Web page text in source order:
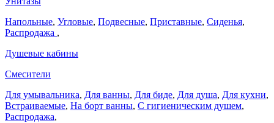
Напольные, Угловые, Подвесные, Приставные, Сиденья,
Распродажа ,
Душевые кабины
Смесители
Для умывальника, Для ванны, Для биде, Для душа, Для кухни,
Встраиваемые, На борт ванны, C гигиеническим душем,
Распродажа,